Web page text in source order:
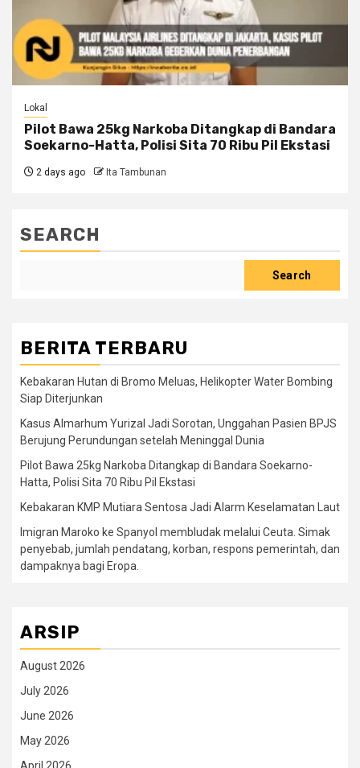
Lokal
Pilot Bawa 25kg Narkoba Ditangkap di Bandara
Soekarno-Hatta, Polisi Sita 70 Ribu Pil Ekstasi
2 days ago Ita Tambunan
SEARCH
Search
BERITA TERBARU
Kebakaran Hutan di Bromo Meluas, Helikopter Water Bombing
Siap Diterjunkan
Kasus Almarhum Yurizal Jadi Sorotan, Unggahan Pasien BPJS
Berujung Perundungan setelah Meninggal Dunia
Pilot Bawa 25kg Narkoba Ditangkap di Bandara Soekarno-
Hatta, Polisi Sita 70 Ribu Pil Ekstasi
Kebakaran KMP Mutiara Sentosa Jadi Alarm Keselamatan Laut
Imigran Maroko ke Spanyol membludak melalui Ceuta. Simak
penyebab, jumlah pendatang, korban, respons pemerintah, dan
dampaknya bagi Eropa.
ARSIP
August 2026
July 2026
June 2026
May 2026
April 2026